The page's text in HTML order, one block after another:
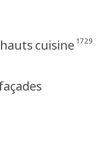
cuisine 1729